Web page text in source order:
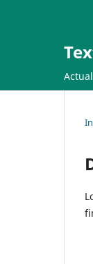
Actual